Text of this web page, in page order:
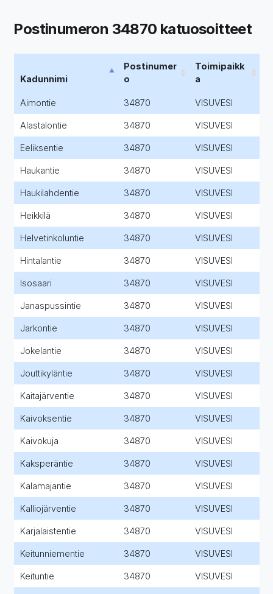
Postinumeron 34870 katuosoitteet
Kadunnimi
Postinumer
o
Toimipaikk
a
Aimontie 34870 VISUVESI
Alastalontie 34870 VISUVESI
Eeliksentie 34870 VISUVESI
Haukantie 34870 VISUVESI
Haukilahdentie 34870 VISUVESI
Heikkilä 34870 VISUVESI
Helvetinkoluntie 34870 VISUVESI
Hintalantie 34870 VISUVESI
Isosaari 34870 VISUVESI
Janaspussintie 34870 VISUVESI
Jarkontie 34870 VISUVESI
Jokelantie 34870 VISUVESI
Jouttikyläntie 34870 VISUVESI
Kaitajärventie 34870 VISUVESI
Kaivoksentie 34870 VISUVESI
Kaivokuja 34870 VISUVESI
Kaksperäntie 34870 VISUVESI
Kalamajantie 34870 VISUVESI
Kalliojärventie 34870 VISUVESI
Karjalaistentie 34870 VISUVESI
Keitunniementie 34870 VISUVESI
Keituntie 34870 VISUVESI